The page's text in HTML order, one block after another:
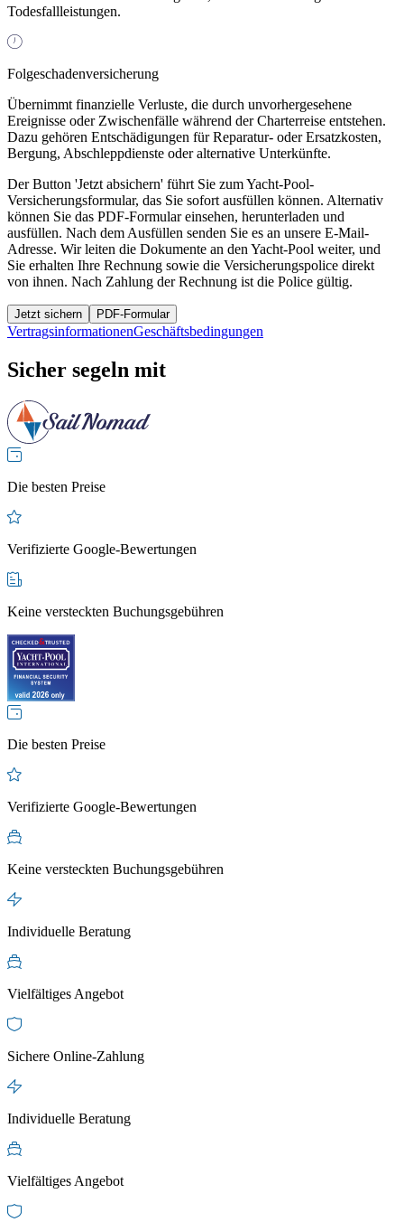
Todesfallleistungen.
Folgeschadenversicherung
Übernimmt finanzielle Verluste, die durch unvorhergesehene
Ereignisse oder Zwischenfälle während der Charterreise entstehen.
Dazu gehören Entschädigungen für Reparatur- oder Ersatzkosten,
Bergung, Abschleppdienste oder alternative Unterkünfte.
Der Button 'Jetzt absichern' führt Sie zum Yacht-Pool-
Versicherungsformular, das Sie sofort ausfüllen können. Alternativ
können Sie das PDF-Formular einsehen, herunterladen und
ausfüllen. Nach dem Ausfüllen senden Sie es an unsere E-Mail-
Adresse. Wir leiten die Dokumente an den Yacht-Pool weiter, und
Sie erhalten Ihre Rechnung sowie die Versicherungspolice direkt
von ihnen. Nach Zahlung der Rechnung ist die Police gültig.
Jetzt sichern PDF-Formular
VertragsinformationenGeschäftsbedingungen
Sicher segeln mit
Die besten Preise
Verifizierte Google-Bewertungen
Keine versteckten Buchungsgebühren
Die besten Preise
Verifizierte Google-Bewertungen
Keine versteckten Buchungsgebühren
Individuelle Beratung
Vielfältiges Angebot
Sichere Online-Zahlung
Individuelle Beratung
Vielfältiges Angebot